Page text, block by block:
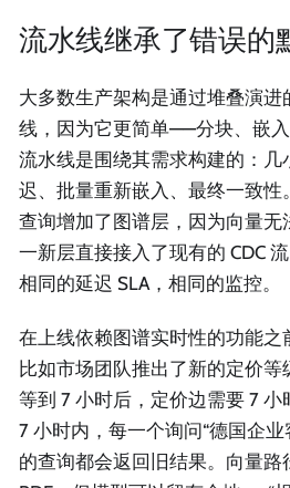
流水线继承了错误的
大多数生产架构是通过堆叠演进
线，因为它更简单——分块、嵌
流水线是围绕其需求构建的：几
迟、批量重新嵌入、最终一致
查询增加了图谱层，因为向量
一新层直接接入了现有的 CDC
相同的延迟 SLA，相同的监控。
在上线依赖图谱实时性的功能之
比如市场团队推出了新的定价
等到 7 小时后，定价边需要 7
7 小时内，每一个询问“德国企
的查询都会返回旧结果。向量